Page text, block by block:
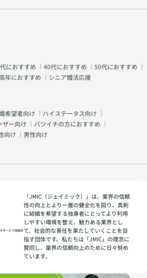
におすすめ ｜ 40代におすすめ ｜ 50代におすすめ ｜
年におすすめ ｜ シニア婚活応援
希望者向け ｜ ハイステータス向け ｜
ザー向け ｜ バツイチの方におすすめ ｜
向け ｜ 男性向け
「JMIC（ジェイミック）」は、業界の信頼
性の向上とより一層の健全化を図り、真剣
に結婚を希望する独身者にとってより利用
しやすい環境を整え、魅力ある業界とし
て、社会的な責任を果たしていくことを目
指す団体です。私たちは「JMIC」の理念に
賛同し、業界の信頼向上のために日々努め
ています。